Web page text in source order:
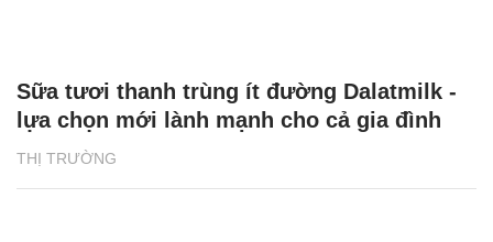
THỊ TRƯỜNG
Sữa tươi thanh trùng ít đường Dalatmilk -
lựa chọn mới lành mạnh cho cả gia đình